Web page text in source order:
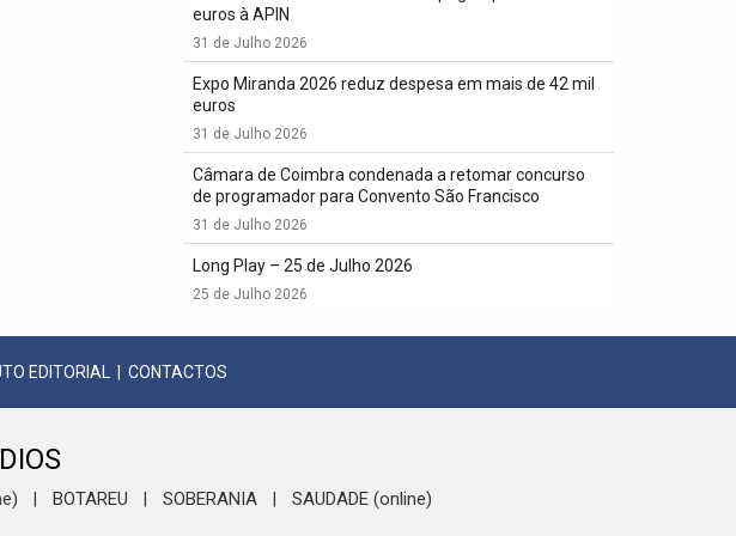
euros à APIN
31 de Julho 2026
Expo Miranda 2026 reduz despesa em mais de 42 mil
euros
31 de Julho 2026
Câmara de Coimbra condenada a retomar concurso
de programador para Convento São Francisco
31 de Julho 2026
Long Play – 25 de Julho 2026
25 de Julho 2026
EDITORIAL CONTACTOS
BOTAREU SOBERANIA SAUDADE (online)